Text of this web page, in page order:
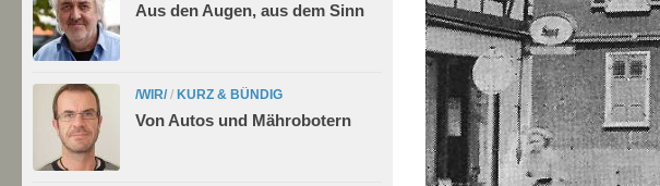
Aus den Augen, aus dem Sinn
/WIR/ / KURZ & BÜNDIG
Von Autos und Mährobotern